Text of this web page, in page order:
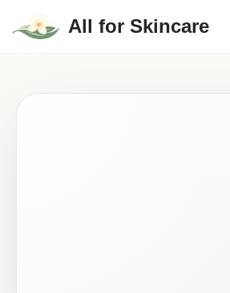
Hoppa
All for Skincare